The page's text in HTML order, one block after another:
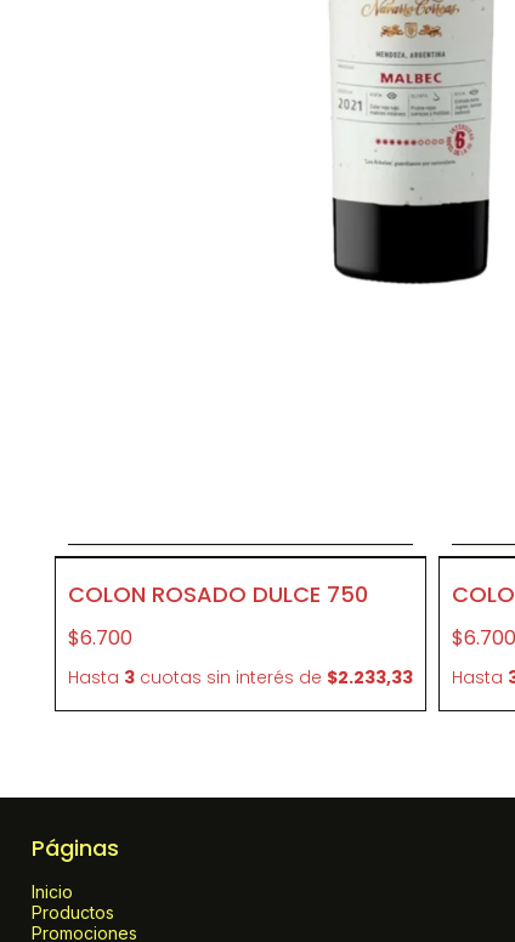
COLON ROSADO DULCE 750
$6.700
Hasta 3 cuotas sin interés de $2.233,33
$6.700
Hasta
Páginas
Inicio
Productos
Promociones